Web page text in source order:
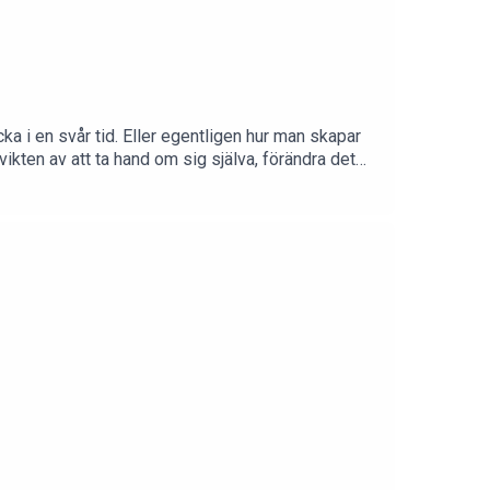
i en svår tid. Eller egentligen hur man skapar
av att ta hand om sig själva, förändra det
göra allt för att höja energin, tänka positivt
du komma i kontakt med mig och boka